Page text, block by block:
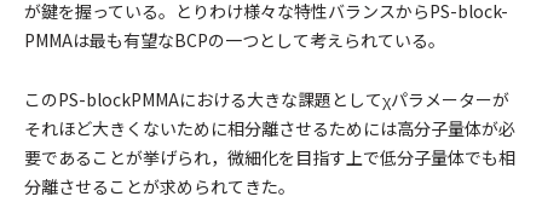
が鍵を握っている。とりわけ様々な特性バランスからPS-block-
PMMAは最も有望なBCPの一つとして考えられている。
このPS-blockPMMAにおける大きな課題としてχパラメーターが
それほど大きくないために相分離させるためには高分子量体が必
要であることが挙げられ，微細化を目指す上で低分子量体でも相
分離させることが求められてきた。